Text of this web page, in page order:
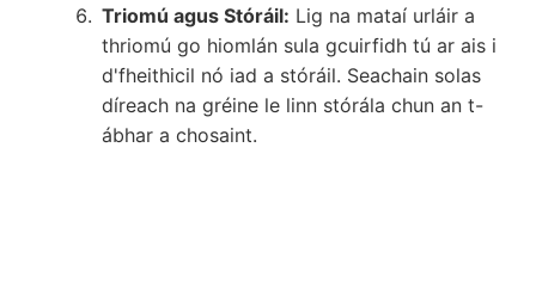
Triomú agus Stóráil: Lig na mataí urláir a
thriomú go hiomlán sula gcuirfidh tú ar ais i
d'fheithicil nó iad a stóráil. Seachain solas
díreach na gréine le linn stórála chun an t-
ábhar a chosaint.